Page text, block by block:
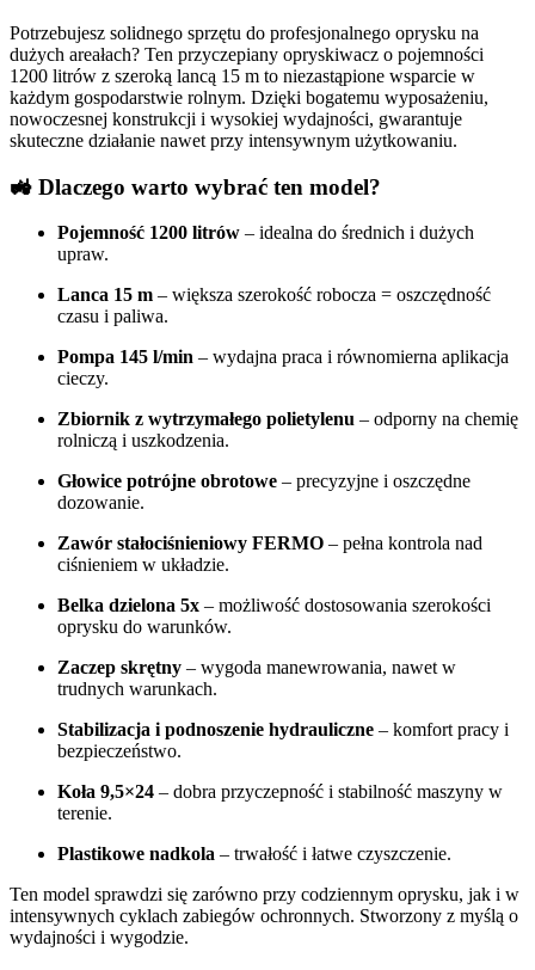
Potrzebujesz solidnego sprzętu do profesjonalnego oprysku na
dużych areałach? Ten przyczepiany opryskiwacz o pojemności
1200 litrów z szeroką lancą 15 m to niezastąpione wsparcie w
każdym gospodarstwie rolnym. Dzięki bogatemu wyposażeniu,
nowoczesnej konstrukcji i wysokiej wydajności, gwarantuje
skuteczne działanie nawet przy intensywnym użytkowaniu.
🚜 Dlaczego warto wybrać ten model?
Pojemność 1200 litrów – idealna do średnich i dużych
upraw.
Lanca 15 m – większa szerokość robocza = oszczędność
czasu i paliwa.
Pompa 145 l/min – wydajna praca i równomierna aplikacja
cieczy.
Zbiornik z wytrzymałego polietylenu – odporny na chemię
rolniczą i uszkodzenia.
Głowice potrójne obrotowe – precyzyjne i oszczędne
dozowanie.
Zawór stałociśnieniowy FERMO – pełna kontrola nad
ciśnieniem w układzie.
Belka dzielona 5x – możliwość dostosowania szerokości
oprysku do warunków.
Zaczep skrętny – wygoda manewrowania, nawet w
trudnych warunkach.
Stabilizacja i podnoszenie hydrauliczne – komfort pracy i
bezpieczeństwo.
Koła 9,5×24 – dobra przyczepność i stabilność maszyny w
terenie.
Plastikowe nadkola – trwałość i łatwe czyszczenie.
Ten model sprawdzi się zarówno przy codziennym oprysku, jak i w
intensywnych cyklach zabiegów ochronnych. Stworzony z myślą o
wydajności i wygodzie.